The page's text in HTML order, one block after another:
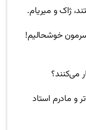
ژاک و میریام.
خوشحالیم!
می‌کنند؟
و مادرم استاد